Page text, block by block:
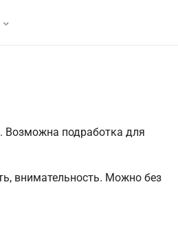
Возможна подработка для
внимательность. Можно без